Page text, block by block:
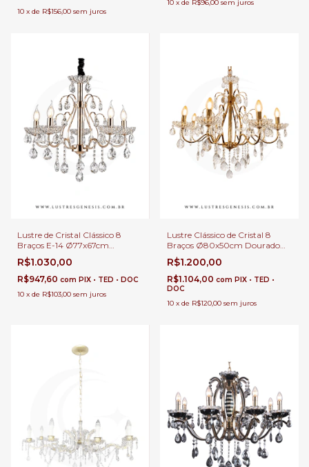
10 x de R$156,00 sem juros
10 x de R$96,00 sem juros
Lustre de Cristal Clássico 8
Braços E-14 Ø77x67cm
Dourado Para Pé Direito Duplo
e Sala de Jantar
R$1.030,00
R$947,60 com PIX • TED • DOC
10 x de R$103,00 sem juros
Lustre Clássico de Cristal 8
Braços Ø80x50cm Dourado
Lâmpadas E-14 Para Pé Direito
Duplo e Sala de Jantar
R$1.200,00
R$1.104,00 com PIX • TED •
DOC
10 x de R$120,00 sem juros